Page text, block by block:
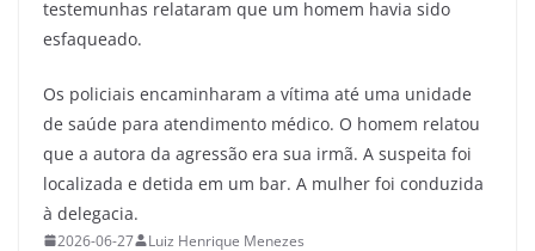
testemunhas relataram que um homem havia sido
esfaqueado.
Os policiais encaminharam a vítima até uma unidade
de saúde para atendimento médico. O homem relatou
que a autora da agressão era sua irmã. A suspeita foi
localizada e detida em um bar. A mulher foi conduzida
à delegacia.
2026-06-27 Luiz Henrique Menezes